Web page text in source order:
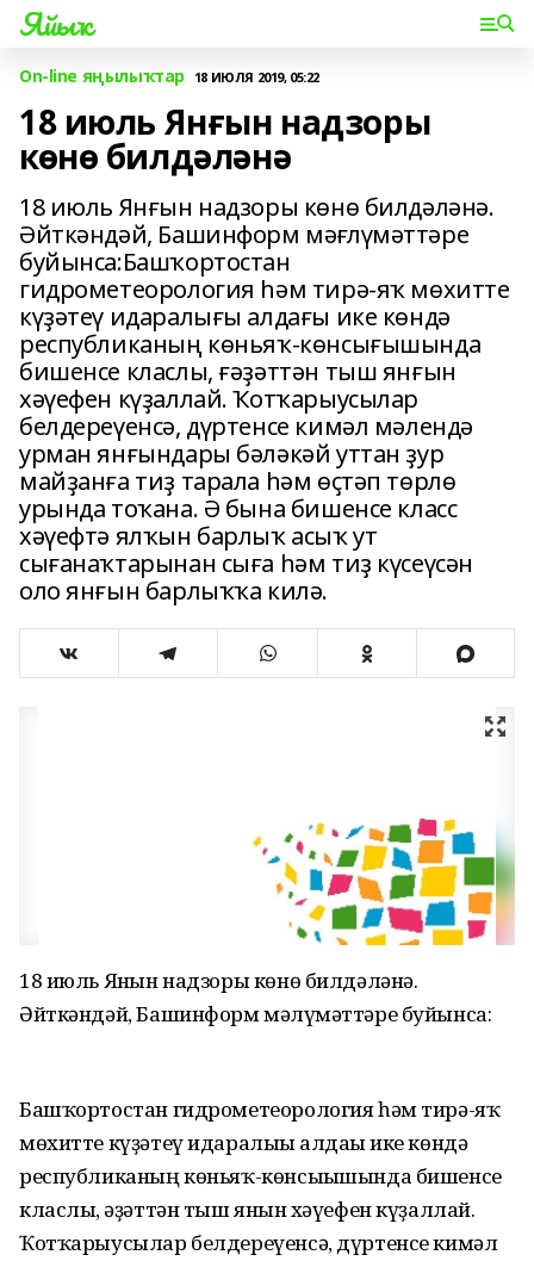
Яйыҡ
On-line яңылыҡтар 18 ИЮЛЯ 2019, 05:22
18 июль Янғын надзоры
көнө билдәләнә
18 июль Янғын надзоры көнө билдәләнә.
Әйткәндәй, Башинформ мәғлүмәттәре
буйынса:Башҡортостан
гидрометеорология һәм тирә-яҡ мөхитте
күҙәтеү идаралығы алдағы ике көндә
республиканың көньяҡ-көнсығышында
бишенсе класлы, ғәҙәттән тыш янғын
хәүефен күҙаллай. Ҡотҡарыусылар
белдереүенсә, дүртенсе кимәл мәлендә
урман янғындары бәләкәй уттан ҙур
майҙанға тиҙ тарала һәм өҫтәп төрлө
урында тоҡана. Ә бына бишенсе класс
хәүефтә ялҡын барлыҡ асыҡ ут
сығанаҡтарынан сыға һәм тиҙ күсеүсән
оло янғын барлыҡҡа килә.
18 июль Янғын надзоры көнө билдәләнә.
Әйткәндәй, Башинформ мәғлүмәттәре буйынса:
Башҡортостан гидрометеорология һәм тирә-яҡ
мөхитте күҙәтеү идаралығы алдағы ике көндә
республиканың көньяҡ-көнсығышында бишенсе
класлы, ғәҙәттән тыш янғын хәүефен күҙаллай.
Ҡотҡарыусылар белдереүенсә, дүртенсе кимәл